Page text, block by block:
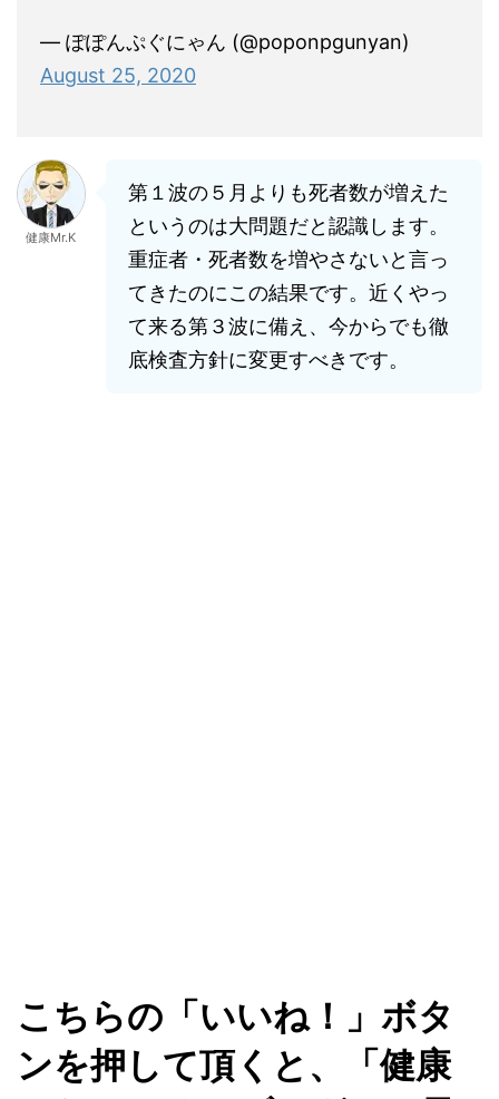
— ぽぽんぷぐにゃん (@poponpgunyan)
August 25, 2020
健康Mr.K
第１波の５月よりも死者数が増えた
というのは大問題だと認識します。
重症者・死者数を増やさないと言っ
てきたのにこの結果です。近くやっ
て来る第３波に備え、今からでも徹
底検査方針に変更すべきです。
こちらの「いいね！」ボタ
ンを押して頂くと、「健康